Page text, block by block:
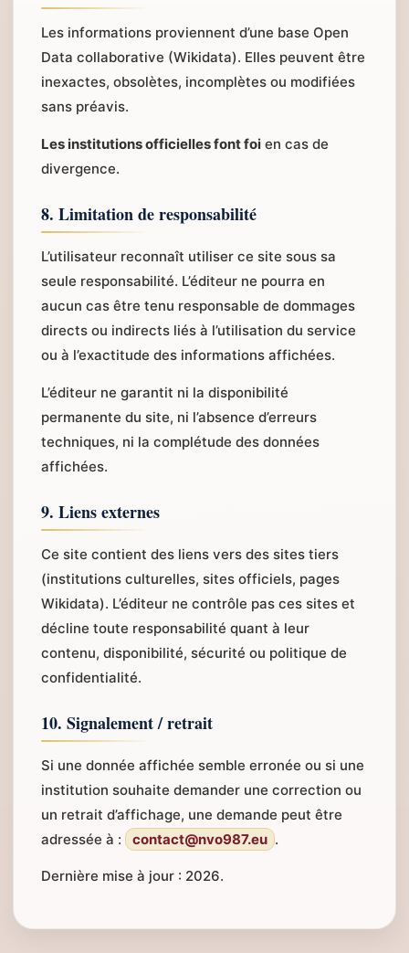
Les informations proviennent d’une base Open
Data collaborative (Wikidata). Elles peuvent être
inexactes, obsolètes, incomplètes ou modifiées
sans préavis.
Les institutions officielles font foi en cas de
divergence.
8. Limitation de responsabilité
L’utilisateur reconnaît utiliser ce site sous sa
seule responsabilité. L’éditeur ne pourra en
aucun cas être tenu responsable de dommages
directs ou indirects liés à l’utilisation du service
ou à l’exactitude des informations affichées.
L’éditeur ne garantit ni la disponibilité
permanente du site, ni l’absence d’erreurs
techniques, ni la complétude des données
affichées.
9. Liens externes
Ce site contient des liens vers des sites tiers
(institutions culturelles, sites officiels, pages
Wikidata). L’éditeur ne contrôle pas ces sites et
décline toute responsabilité quant à leur
contenu, disponibilité, sécurité ou politique de
confidentialité.
10. Signalement / retrait
Si une donnée affichée semble erronée ou si une
institution souhaite demander une correction ou
un retrait d’affichage, une demande peut être
adressée à :
contact@nvo987.eu .
Dernière mise à jour : 2026.